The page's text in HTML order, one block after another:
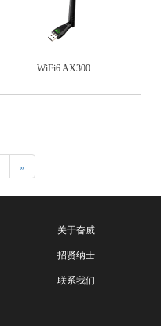
WiFi6 AX300
»
关于奋威
招贤纳士
联系我们